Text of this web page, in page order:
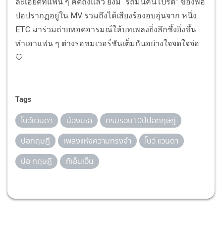
ปอปรากฏอยู่ใน MV รวมถึงได้เสียงร้องอบอุ่นจาก หนึ่ง
ETC มาร่วมถ่ายทอดอารมณ์ให้บทเพลงยิ่งลึกซึ้งยิ่งขึ้น
ทำเอาแฟน ๆ ต่างรอชมเวอร์ชันเต็มกันอย่างใจจดใจจ่อ
🤍
Tags
โบว์แวนดา น้องมะลิ
ครบรอบ10ปีปอทฤษฎี
ปอทฤษฎี
เพลงแห่งความทรงจำ
โบว์ แวนดา
ปอ ทฤษฎี
ทีเอ็นเอ็น